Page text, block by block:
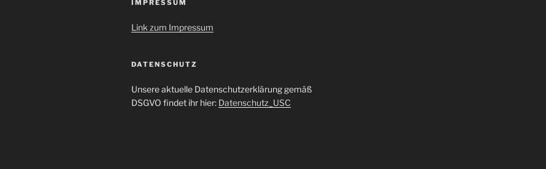
IMPRESSUM
Link zum Impressum
DATENSCHUTZ
Unsere aktuelle Datenschutzerklärung gemäß
DSGVO findet ihr hier: Datenschutz_USC